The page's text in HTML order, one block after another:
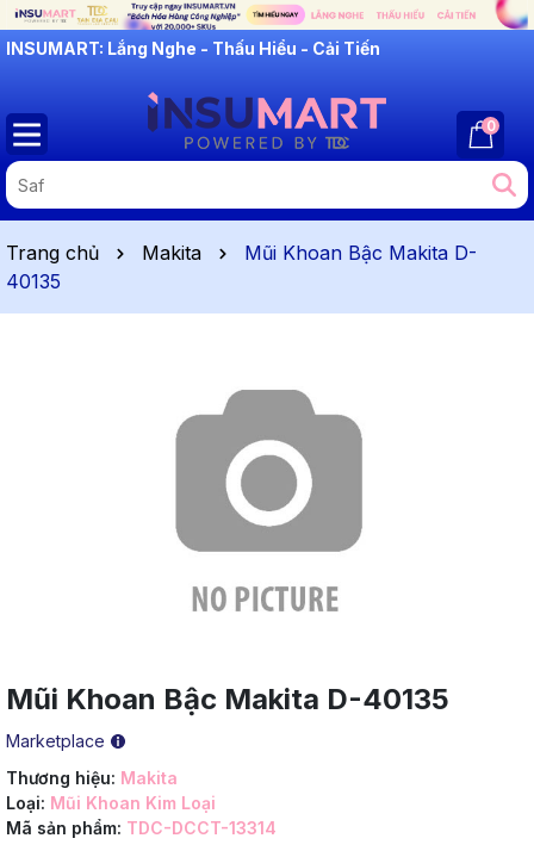
INSUMART: Lắng Nghe - Thấu Hiểu - Cải Tiến
0
Trang chủ Makita
Mũi Khoan Bậc Makita D-
40135
Mũi Khoan Bậc Makita D-40135
Marketplace
Thương hiệu: Makita
Loại: Mũi Khoan Kim Loại
Mã sản phẩm: TDC-DCCT-13314